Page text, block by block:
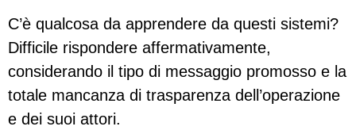
C’è qualcosa da apprendere da questi sistemi?
Difficile rispondere affermativamente,
considerando il tipo di messaggio promosso e la
totale mancanza di trasparenza dell’operazione
e dei suoi attori.